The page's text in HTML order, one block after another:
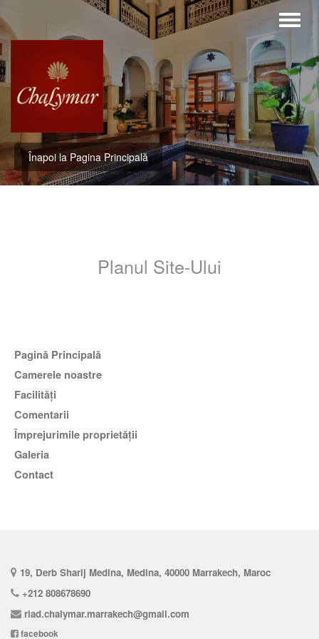
Înapoi la Pagina Principală
Planul Site-Ului
Pagină Principală
Camerele noastre
Facilităţi
comentarii
Împrejurimile proprietății
Galeria
Contact
19, Derb Sharij Medina, Medina, 40000 Marrakech, Maroc
+212 808678690
riad.chalymar.marrakech@gmail.com
facebook